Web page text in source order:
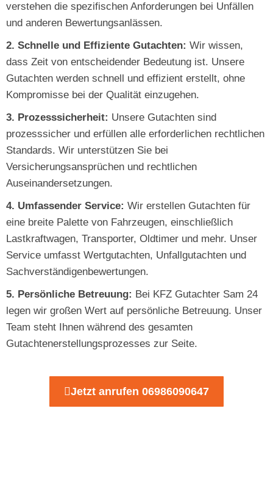
verstehen die spezifischen Anforderungen bei Unfällen
und anderen Bewertungsanlässen.
2. Schnelle und Effiziente Gutachten: Wir wissen,
dass Zeit von entscheidender Bedeutung ist. Unsere
Gutachten werden schnell und effizient erstellt, ohne
Kompromisse bei der Qualität einzugehen.
3. Prozesssicherheit: Unsere Gutachten sind
prozesssicher und erfüllen alle erforderlichen rechtlichen
Standards. Wir unterstützen Sie bei
Versicherungsansprüchen und rechtlichen
Auseinandersetzungen.
4. Umfassender Service: Wir erstellen Gutachten für
eine breite Palette von Fahrzeugen, einschließlich
Lastkraftwagen, Transporter, Oldtimer und mehr. Unser
Service umfasst Wertgutachten, Unfallgutachten und
Sachverständigenbewertungen.
5. Persönliche Betreuung: Bei KFZ Gutachter Sam 24
legen wir großen Wert auf persönliche Betreuung. Unser
Team steht Ihnen während des gesamten
Gutachtenerstellungsprozesses zur Seite.
Jetzt anrufen 06986090647